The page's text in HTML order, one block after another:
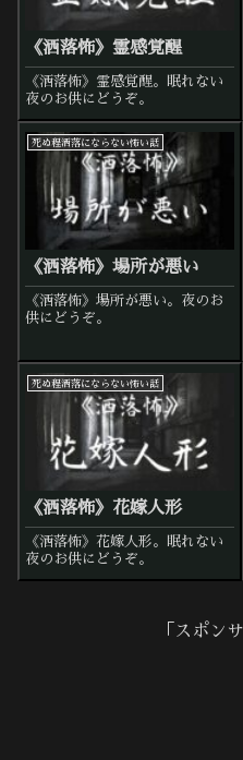
《洒落怖》霊感覚醒
《洒落怖》霊感覚醒。眠れない
夜のお供にどうぞ。
死ぬ程洒落にならない怖い話
《洒落怖》場所が悪い
《洒落怖》場所が悪い。夜のお
供にどうぞ。
死ぬ程洒落にならない怖い話
《洒落怖》花嫁人形
《洒落怖》花嫁人形。眠れない
夜のお供にどうぞ。
「スポン